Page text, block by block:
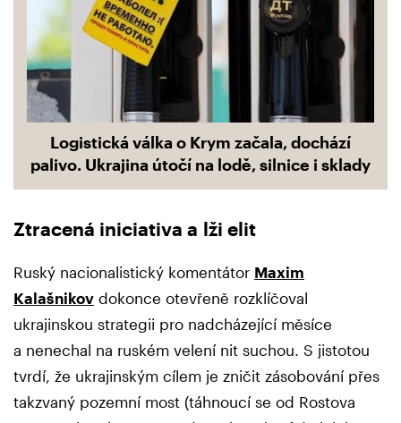
Logistická válka o Krym začala, dochází
palivo. Ukrajina útočí na lodě, silnice i sklady
Ztracená iniciativa a lži elit
Ruský nacionalistický komentátor Maxim
Kalašnikov dokonce otevřeně rozklíčoval
ukrajinskou strategii pro nadcházející měsíce
a nenechal na ruském velení nit suchou. S jistotou
tvrdí, že ukrajinským cílem je zničit zásobování přes
takzvaný pozemní most (táhnoucí se od Rostova